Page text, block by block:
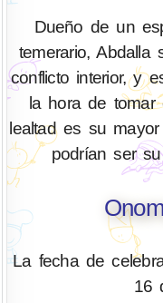
Dueño de un
temerario, Abdalla
conflicto interior, y
la hora de tomar
lealtad es su
podrían ser
La fecha de
16